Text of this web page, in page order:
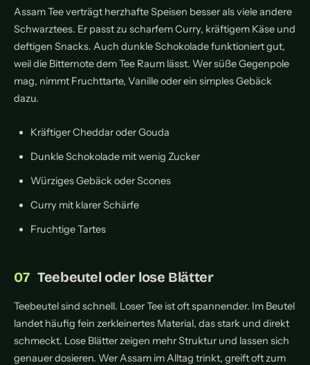
Assam Tee verträgt herzhafte Speisen besser als viele andere
Schwarztees. Er passt zu scharfem Curry, kräftigem Käse und
deftigen Snacks. Auch dunkle Schokolade funktioniert gut,
weil die Bitternote dem Tee Raum lässt. Wer süße Gegenpole
mag, nimmt Fruchttarte, Vanille oder ein simples Gebäck
dazu.
Kräftiger Cheddar oder Gouda
Dunkle Schokolade mit wenig Zucker
Würziges Gebäck oder Scones
Curry mit klarer Schärfe
Fruchtige Tartes
Teebeutel oder lose Blätter
Teebeutel sind schnell. Loser Tee ist oft spannender. Im Beutel
landet häufig fein zerkleinertes Material, das stark und direkt
schmeckt. Lose Blätter zeigen mehr Struktur und lassen sich
genauer dosieren. Wer Assam im Alltag trinkt, greift oft zum